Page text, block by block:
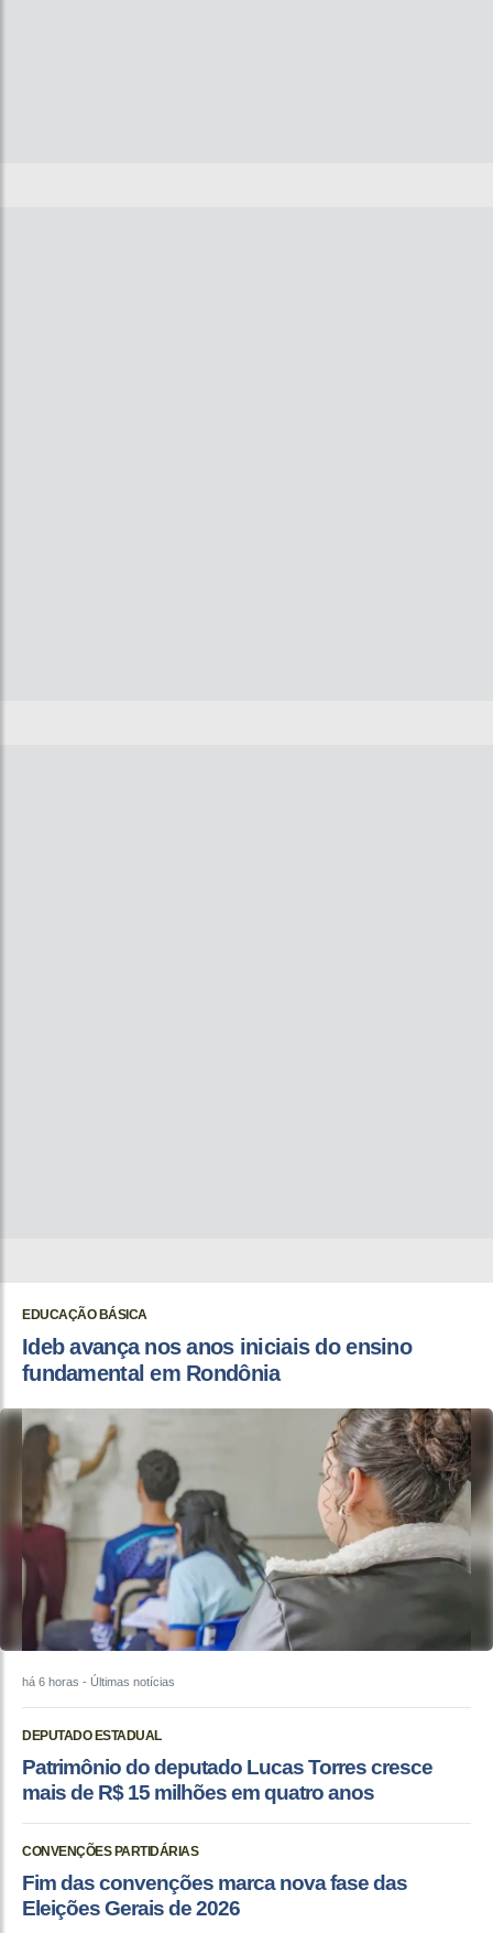
EDUCAÇÃO BÁSICA
Ideb avança nos anos iniciais do ensino
fundamental em Rondônia
há 6 horas - Últimas notícias
DEPUTADO ESTADUAL
Patrimônio do deputado Lucas Torres cresce
mais de R$ 15 milhões em quatro anos
CONVENÇÕES PARTIDÁRIAS
Fim das convenções marca nova fase das
Eleições Gerais de 2026